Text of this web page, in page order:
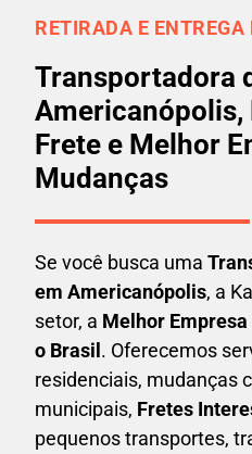
RETIRADA E
Transportadora
Americanópolis,
Frete e Melhor
Mudanças
Se você busca uma
em Americanópolis, a
setor, a Melhor
o Brasil. Oferecemos
residenciais, mudanças
municipais, Fretes
pequenos transportes,